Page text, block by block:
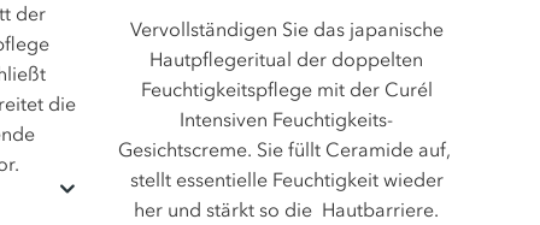
der
die
Vervollständigen Sie das japanische
Hautpflegeritual der doppelten
Feuchtigkeitspflege mit der Curél
Intensiven Feuchtigkeits-
Gesichtscreme. Sie füllt Ceramide auf,
stellt essentielle Feuchtigkeit wieder
her und stärkt so die Hautbarriere.